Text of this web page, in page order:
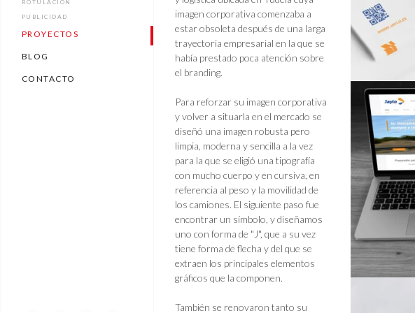
ROTULACIÓN
PUBLICIDAD
PROYECTOS
BLOG
CONTACTO
imagen corporativa comenzaba a
estar obsoleta después de una larga
trayectoria empresarial en la que se
había prestado poca atención sobre
el branding.
Para reforzar su imagen corporativa
y volver a situarla en el mercado se
diseñó una imagen robusta pero
limpia, moderna y sencilla a la vez
para la que se eligió una tipografía
con mucho cuerpo y en cursiva, en
referencia al peso y la movilidad de
los camiones. El siguiente paso fue
encontrar un símbolo, y diseñamos
uno con forma de "J", que a su vez
tiene forma de flecha y del que se
extraen los principales elementos
gráficos que la componen.
También se renovaron tanto su